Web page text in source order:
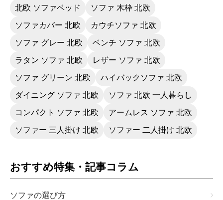
北欧 ソファベッド ソファ 木枠 北欧
ソファカバー 北欧 カウチソファ 北欧
ソファ グレー 北欧 ベンチ ソファ 北欧
ラタン ソファ 北欧 レザー ソファ 北欧
ソファ グリーン 北欧 ハイバックソファ 北欧
ダイニング ソファ 北欧 ソファ 北欧 一人暮らし
コンパクト ソファ 北欧 アームレス ソファ 北欧
ソファー 三人掛け 北欧 ソファー 二人掛け 北欧
おすすめ特集・記事コラム
ソファの選び方